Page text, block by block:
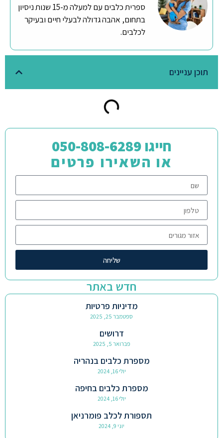
תוכן עניינים
חייגו 050-808-6289
או השאירו פרטים
שליחה
חדש באתר
מדיניות פרטיות
ספטמבר 25, 2025
דרושים
פברואר 5, 2025
מספרת כלבים בנהריה
יולי 16, 2024
מספרת כלבים בחיפה
יולי 16, 2024
תספורת לכלב פומרניאן
יוני 9, 2024
ספרית כלבים עם למעלה מ-15 שנות ניסיון
בתחום, אהבה גדולה לבעלי חיים ובעיקר
לכלבים.